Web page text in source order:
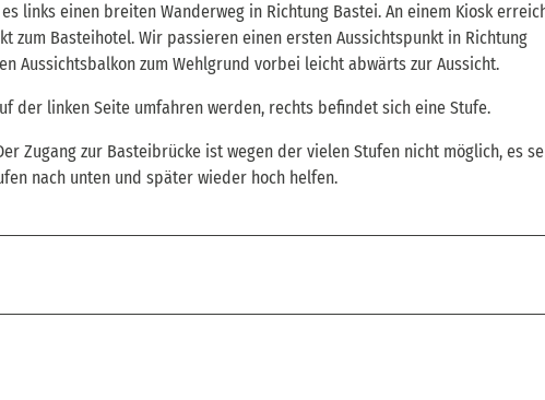
links einen breiten Wanderweg in Richtung Bastei. An einem Kiosk
zum Basteihotel. Wir passieren einen ersten Aussichtspunkt in Richtung
Aussichtsbalkon zum Wehlgrund vorbei leicht abwärts zur Aussicht.
der linken Seite umfahren werden, rechts befindet sich eine Stufe.
Zugang zur Basteibrücke ist wegen der vielen Stufen nicht möglich, es
nach unten und später wieder hoch helfen.